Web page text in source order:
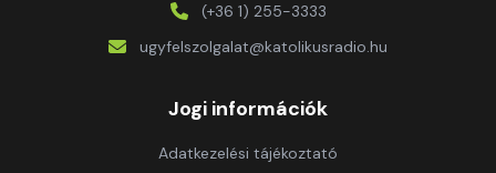
(+36 1) 255-3333
ugyfelszolgalat@katolikusradio.hu
Jogi információk
Adatkezelési tájékoztató